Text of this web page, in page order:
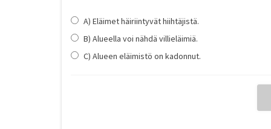
A) Eläimet häiriintyvät hiihtäjistä.
B) Alueella voi nähdä villieläimiä.
C) Alueen eläimistö on kadonnut.